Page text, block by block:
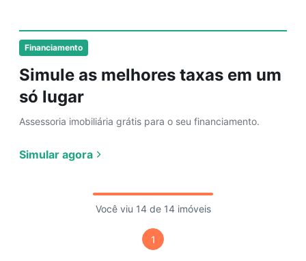
Financiamento
Simule as melhores taxas em um
só lugar
Assessoria imobiliária grátis para o seu financiamento.
Simular agora
Você viu 14 de 14 imóveis
1